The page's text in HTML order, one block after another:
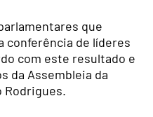
que
conferência de líderes
com este resultado e
da Assembleia da
Rodrigues.